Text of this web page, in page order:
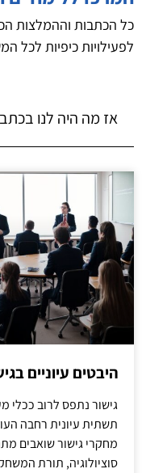
כל הכתבות וההמלצות
לפעילויות כיפיות לכל
אז מה היה לנו
היבטים עיוניים
גישור נתפס לרוב ככלי
תשתית עיונית רחבה
מחקרי גישור שואבים
סוציולוגיה, תורת